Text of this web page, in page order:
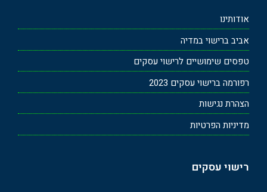
אודותינו
אביב ברישוי במדיה
טפסים שימושיים לרישוי עסקים
רפורמה ברישוי עסקים 2023
הצהרת נגישות
מדיניות הפרטיות
רישוי עסקים